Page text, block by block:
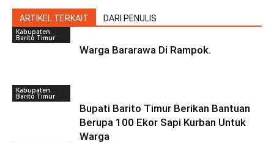
ARTIKEL TERKAIT DARI PENULIS
Kabupaten
Barito Timur
Warga Bararawa Di Rampok.
Kabupaten
Barito Timur
Bupati Barito Timur Berikan Bantuan
Berupa 100 Ekor Sapi Kurban Untuk
Warga